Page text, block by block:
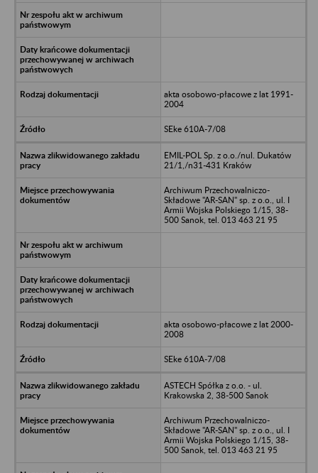
akta osobowo-płacowe z lat 1991-
2004
SEke 610A-7/08
EMIL-POL Sp. z o.o./nul. Dukatów
21/1,/n31-431 Kraków
Archiwum Przechowalniczo-
Składowe "AR-SAN" sp. z o.o., ul. I
Armii Wojska Polskiego 1/15, 38-
500 Sanok, tel. 013 463 21 95
akta osobowo-płacowe z lat 2000-
2008
SEke 610A-7/08
ASTECH Spółka z o.o. - ul.
Krakowska 2, 38-500 Sanok
Archiwum Przechowalniczo-
Składowe "AR-SAN" sp. z o.o., ul. I
Armii Wojska Polskiego 1/15, 38-
500 Sanok, tel. 013 463 21 95